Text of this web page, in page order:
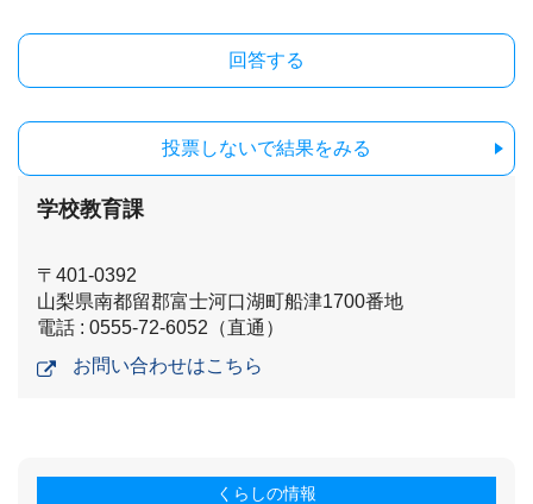
投票しないで結果をみる
学校教育課
〒401-0392
山梨県南都留郡富士河口湖町船津1700番地
電話 : 0555-72-6052（直通）
お問い合わせはこちら
くらしの情報